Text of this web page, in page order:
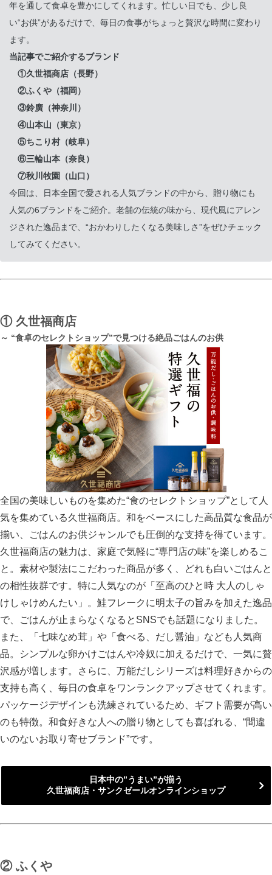
年を通して食卓を豊かにしてくれます。忙しい日でも、少し良
い“お供”があるだけで、毎日の食事がちょっと贅沢な時間に変わり
ます。
当記事でご紹介するブランド
①久世福商店（長野）
②ふくや（福岡）
③鈴廣（神奈川）
④山本山（東京）
⑤ちこり村（岐阜）
⑥三輪山本（奈良）
⑦秋川牧園（山口）
今回は、日本全国で愛される人気ブランドの中から、贈り物にも
人気の6ブランドをご紹介。老舗の伝統の味から、現代風にアレン
ジされた逸品まで、“おかわりしたくなる美味しさ”をぜひチェック
してみてください。
① 久世福商店
～ “食卓のセレクトショップ”で見つける絶品ごはんのお供
全国の美味しいものを集めた“食のセレクトショップ”として人
気を集めている久世福商店。和をベースにした高品質な食品が
揃い、ごはんのお供ジャンルでも圧倒的な支持を得ています。
久世福商店の魅力は、家庭で気軽に“専門店の味”を楽しめるこ
と。素材や製法にこだわった商品が多く、どれも白いごはんと
の相性抜群です。特に人気なのが「至高のひと時 大人のしゃ
けしゃけめんたい」。鮭フレークに明太子の旨みを加えた逸品
で、ごはんが止まらなくなるとSNSでも話題になりました。
また、「七味なめ茸」や「食べる、だし醤油」なども人気商
品。シンプルな卵かけごはんや冷奴に加えるだけで、一気に贅
沢感が増します。さらに、万能だしシリーズは料理好きからの
支持も高く、毎日の食卓をワンランクアップさせてくれます。
パッケージデザインも洗練されているため、ギフト需要が高い
のも特徴。和食好きな人への贈り物としても喜ばれる、“間違
いのないお取り寄せブランド”です。
日本中の”うまい”が揃う
久世福商店・サンクゼールオンラインショップ
② ふくや